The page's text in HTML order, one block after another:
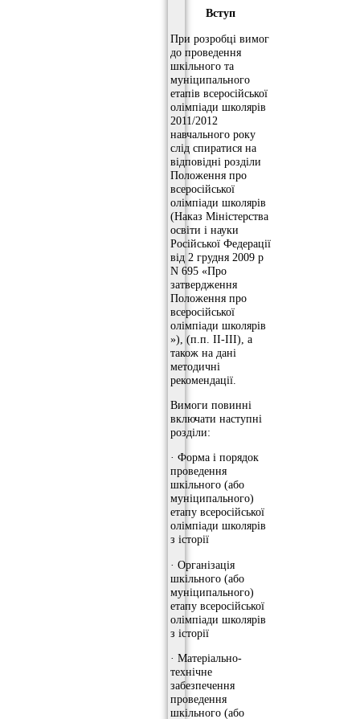
Вступ
При розробці вимог
до проведення
шкільного та
муніципального
етапів всеросійської
олімпіади школярів
2011/2012
навчального року
слід спиратися на
відповідні розділи
Положення про
всеросійської
олімпіади школярів
(Наказ Міністерства
освіти і науки
Російської Федерації
від 2 грудня 2009 р
N 695 «Про
затвердження
Положення про
всеросійської
олімпіади школярів
»), (п.п. II-III), а
також на дані
методичні
рекомендації.
Вимоги повинні
включати наступні
розділи:
· Форма і порядок
проведення
шкільного (або
муніципального)
етапу всеросійської
олімпіади школярів
з історії
· Організація
шкільного (або
муніципального)
етапу всеросійської
олімпіади школярів
з історії
· Матеріально-
технічне
забезпечення
проведення
шкільного (або